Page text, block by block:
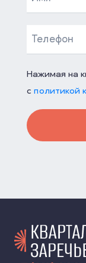
Нажимая на
сполитикой